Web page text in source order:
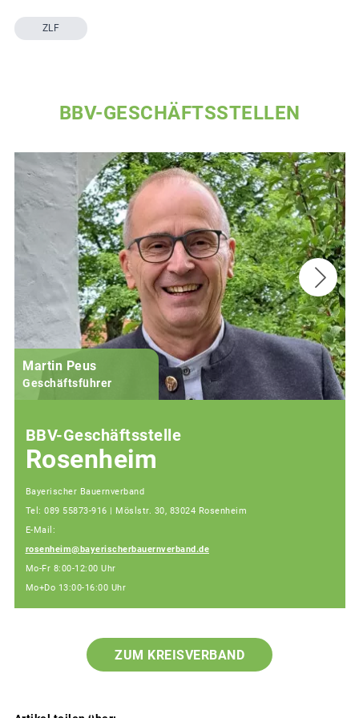
ZLF
BBV-GESCHÄFTSSTELLEN
Martin Peus
Geschäftsführer
BBV-Geschäftsstelle
Rosenheim
Bayerischer Bauernverband
Tel: 089 55873-916 | Möslstr. 30, 83024 Rosenheim
E-Mail:
rosenheim@bayerischerbauernverband.de
Mo-Fr 8:00-12:00 Uhr
Mo+Do 13:00-16:00 Uhr
ZUM KREISVERBAND